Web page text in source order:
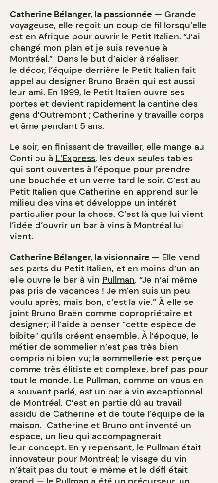
Catherine Bélanger, la passionnée — Grande
voyageuse, elle reçoit un coup de fil lorsqu’elle
est en Afrique pour ouvrir le Petit Italien. “J’ai
changé mon plan et je suis revenue à
Montréal.” Dans le but d’aider à réaliser
le décor, l’équipe derrière le Petit Italien fait
appel au designer Bruno Braën qui est aussi
leur ami. En 1999, le Petit Italien ouvre ses
portes et devient rapidement la cantine des
gens d’Outremont ; Catherine y travaille corps
et âme pendant 5 ans.
Le soir, en finissant de travailler, elle mange au
Conti ou à L’Express, les deux seules tables
qui sont ouvertes à l’époque pour prendre
une bouchée et un verre tard le soir. C’est au
Petit Italien que Catherine en apprend sur le
milieu des vins et développe un intérêt
particulier pour la chose. C’est là que lui vient
l’idée d’ouvrir un bar à vins à Montréal lui
vient.
Catherine Bélanger, la visionnaire — Elle vend
ses parts du Petit Italien, et en moins d’un an
elle ouvre le bar à vin Pullman. “Je n’ai même
pas pris de vacances ! Je m’en suis un peu
voulu après, mais bon, c’est la vie.” À elle se
joint Bruno Braën comme copropriétaire et
designer; il l’aide à penser “cette espèce de
bibite” qu’ils créent ensemble. À l’époque, le
métier de sommelier n’est pas très bien
compris ni bien vu; la sommellerie est perçue
comme très élitiste et complexe, bref pas pour
tout le monde. Le Pullman, comme on vous en
a souvent parlé, est un bar à vin exceptionnel
de Montréal. C’est en partie dû au travail
assidu de Catherine et de toute l’équipe de la
maison. Catherine et Bruno ont inventé un
espace, un lieu qui accompagnerait
leur concept. En y repensant, le Pullman était
innovateur pour Montréal; le visage du vin
n’était pas du tout le même et le défi était